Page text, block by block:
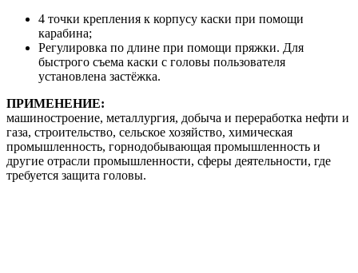
4 точки крепления к корпусу каски при помощи
карабина;
Регулировка по длине при помощи пряжки. Для
быстрого съема каски с головы пользователя
установлена застёжка.
ПРИМЕНЕНИЕ:
машиностроение, металлургия, добыча и переработка нефти и
газа, строительство, сельское хозяйство, химическая
промышленность, горнодобывающая промышленность и
другие отрасли промышленности, сферы деятельности, где
требуется защита головы.